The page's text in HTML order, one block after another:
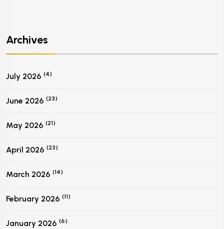
Archives
July 2026 (4)
June 2026 (23)
May 2026 (21)
April 2026 (23)
March 2026 (14)
February 2026 (11)
January 2026 (6)